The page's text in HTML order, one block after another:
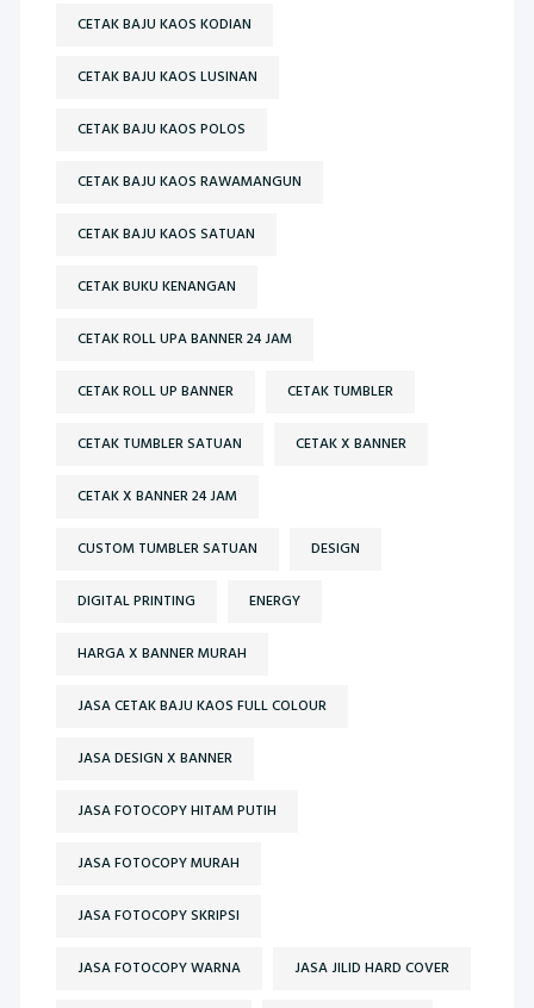
CETAK BAJU KAOS KODIAN
CETAK BAJU KAOS LUSINAN
CETAK BAJU KAOS POLOS
CETAK BAJU KAOS RAWAMANGUN
CETAK BAJU KAOS SATUAN
CETAK BUKU KENANGAN
CETAK ROLL UPA BANNER 24 JAM
CETAK ROLL UP BANNER CETAK TUMBLER
CETAK TUMBLER SATUAN CETAK X BANNER
CETAK X BANNER 24 JAM
CUSTOM TUMBLER SATUAN DESIGN
DIGITAL PRINTING ENERGY
HARGA X BANNER MURAH
JASA CETAK BAJU KAOS FULL COLOUR
JASA DESIGN X BANNER
JASA FOTOCOPY HITAM PUTIH
JASA FOTOCOPY MURAH
JASA FOTOCOPY SKRIPSI
JASA FOTOCOPY WARNA JASA JILID HARD COVER